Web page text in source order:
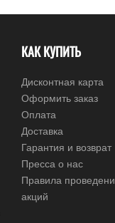
КАК КУПИТЬ
Дисконтная карта
Оформить заказ
Оплата
Доставка
Гарантия и возврат
Пресса о нас
Правила
акций